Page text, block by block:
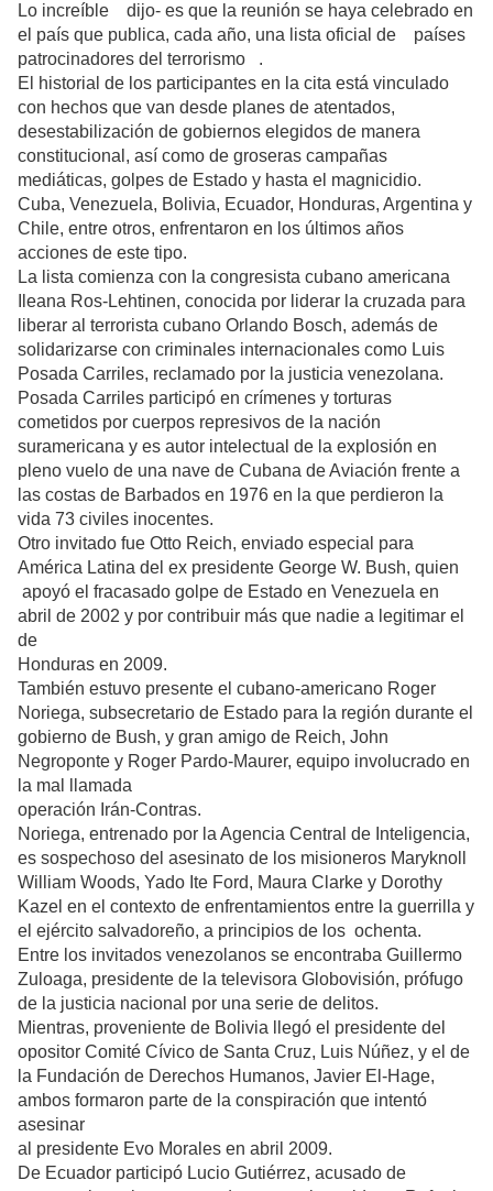
Lo increíble dijo- es que la reunión se haya celebrado en
el país que publica, cada año, una lista oficial de países
patrocinadores del terrorismo .
El historial de los participantes en la cita está vinculado
con hechos que van desde planes de atentados,
desestabilización de gobiernos elegidos de manera
constitucional, así como de groseras campañas
mediáticas, golpes de Estado y hasta el magnicidio.
Cuba, Venezuela, Bolivia, Ecuador, Honduras, Argentina y
Chile, entre otros, enfrentaron en los últimos años
acciones de este tipo.
La lista comienza con la congresista cubano americana
Ileana Ros-Lehtinen, conocida por liderar la cruzada para
liberar al terrorista cubano Orlando Bosch, además de
solidarizarse con criminales internacionales como Luis
Posada Carriles, reclamado por la justicia venezolana.
Posada Carriles participó en crímenes y torturas
cometidos por cuerpos represivos de la nación
suramericana y es autor intelectual de la explosión en
pleno vuelo de una nave de Cubana de Aviación frente a
las costas de Barbados en 1976 en la que perdieron la
vida 73 civiles inocentes.
Otro invitado fue Otto Reich, enviado especial para
América Latina del ex presidente George W. Bush, quien
apoyó el fracasado golpe de Estado en Venezuela en
abril de 2002 y por contribuir más que nadie a legitimar el
de
Honduras en 2009.
También estuvo presente el cubano-americano Roger
Noriega, subsecretario de Estado para la región durante el
gobierno de Bush, y gran amigo de Reich, John
Negroponte y Roger Pardo-Maurer, equipo involucrado en
la mal llamada
operación Irán-Contras.
Noriega, entrenado por la Agencia Central de Inteligencia,
es sospechoso del asesinato de los misioneros Maryknoll
William Woods, Yado Ite Ford, Maura Clarke y Dorothy
Kazel en el contexto de enfrentamientos entre la guerrilla y
el ejército salvadoreño, a principios de los ochenta.
Entre los invitados venezolanos se encontraba Guillermo
Zuloaga, presidente de la televisora Globovisión, prófugo
de la justicia nacional por una serie de delitos.
Mientras, proveniente de Bolivia llegó el presidente del
opositor Comité Cívico de Santa Cruz, Luis Núñez, y el de
la Fundación de Derechos Humanos, Javier El-Hage,
ambos formaron parte de la conspiración que intentó
asesinar
al presidente Evo Morales en abril 2009.
De Ecuador participó Lucio Gutiérrez, acusado de